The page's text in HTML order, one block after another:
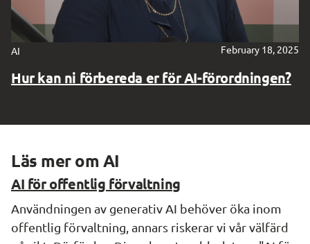
AI February 18, 2025
Hur kan ni förbereda er för AI-förordningen?
Läs mer om AI
AI för offentlig förvaltning
Användningen av generativ AI behöver öka inom
offentlig förvaltning, annars riskerar vi vår välfärd